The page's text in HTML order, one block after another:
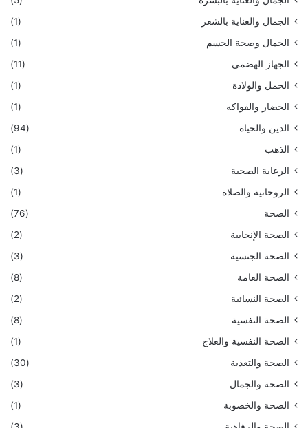
الجمال والعناية بالشعر
(1)
الجمال وصحة الجسم
(1)
الجهاز الهضمي
(11)
الحمل والولادة
(1)
الخضار والفواكه
(1)
الدين والحياة
(94)
الذهب
(1)
الرعاية الصحية
(3)
الروحانية والصلاة
(1)
الصحة
(76)
الصحة الإنجابية
(2)
الصحة الجنسية
(3)
الصحة العامة
(8)
الصحة النسائية
(2)
الصحة النفسية
(8)
الصحة النفسية والعلاج
(1)
الصحة والتغذية
(30)
الصحة والجمال
(3)
الصحة والخصوبة
(1)